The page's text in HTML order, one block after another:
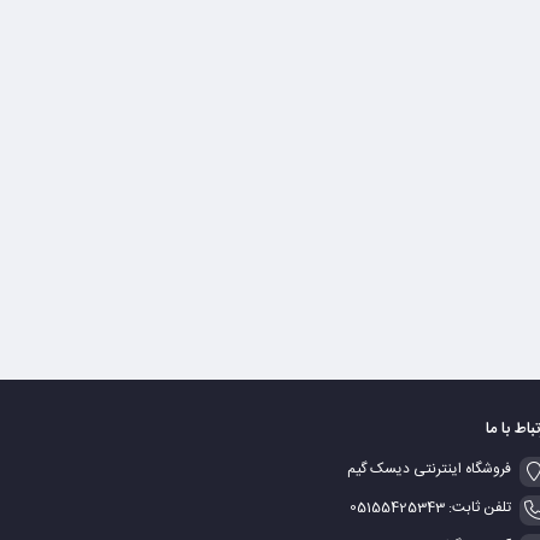
با ما
فروشگاه اینترنتی دیسک گیم
تلفن ثابت: 05155425343